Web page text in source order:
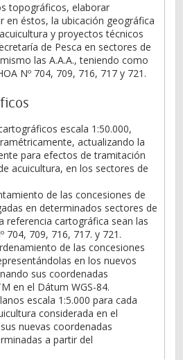
topográficos, elaborar
en éstos, la ubicación geográfica
y proyectos técnicos
de Pesca en sectores de
las A.A.A., teniendo como
Nº 704, 709, 716, 717 y 721.
escala 1:50.000,
actualizando la
para efectos de tramitación
acuicultura, en los sectores de
de las concesiones de
en determinados sectores de
referencia cartográfica sean las
704, 709, 716, 717. y 721.
de las concesiones
en los nuevos
sus coordenadas
en el Dátum WGS-84.
escala 1:5.000 para cada
considerada en el
nuevas coordenadas
a partir del